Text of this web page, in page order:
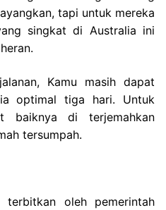
tapi untuk mereka
singkat di Australia ini
Kamu masih dapat
optimal tiga hari. Untuk
baiknya di terjemahkan
tersumpah.
oleh pemerintah